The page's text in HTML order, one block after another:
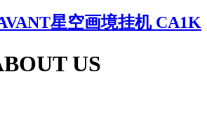
星空画境挂机 CA1K
US